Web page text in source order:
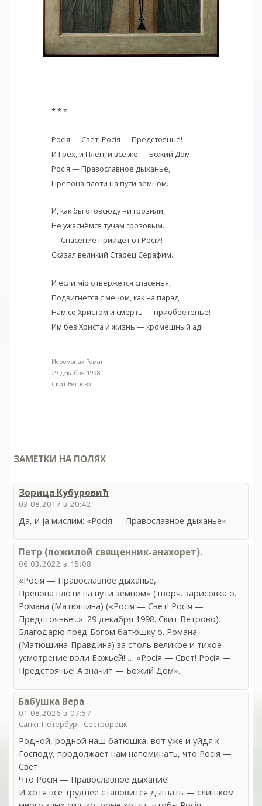
* * *
Росiя — Свет! Росiя — Предстоянье!
И Грех, и Плен, и всё же — Божий Дом.
Росiя — Православное дыханье,
Препона плоти на пути земном.
И, как бы отовсюду ни грозили,
Не ужаснёмся тучам грозовым.
— Спасение приидет от Росiи! —
Сказал великий Старец Серафим.
И если мiр отвержется спасенья,
Подвигнется с мечом, как на парад,
Нам со Христом и смерть — приобретенье!
Им без Христа и жизнь — кромешный ад!
Иеромонах Роман
29 декабря 1998
Скит Ветрово
ЗАМЕТКИ НА ПОЛЯХ
Зорица Кубуровић
03.08.2017 в 20:42
Да, и ја мислим: «Росiя — Православное дыханье».
Петр (пожилой священник-анахорет).
06.03.2022 в 15:08
«Росiя — Православное дыханье,
Препона плоти на пути земном» (творч. зарисовка о.
Романа (Матюшина) («Росiя — Свет! Росiя —
Предстоянье!..»: 29 декабря 1998. Скит Ветрово).
Благодарю пред Богом батюшку о. Романа
(Матюшина-Правдина) за столь великое и тихое
усмотрение воли Божьей! … «Росiя — Свет! Росiя —
Предстоянье! А значит — Божий Дом».
Бабушка Вера
01.08.2026 в 07:57
Санкт-Петербург, Сестрорецк
Родной, родной наш батюшка, вот уже и уйдя к
Господу, продолжает нам напоминать, что Росiя —
Свет!
Что Росiя — Православное дыхание!
И хотя всё труднее становится дышать — слишком